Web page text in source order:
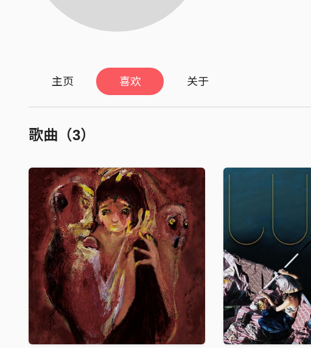
主页 喜欢 关于
歌曲（3）